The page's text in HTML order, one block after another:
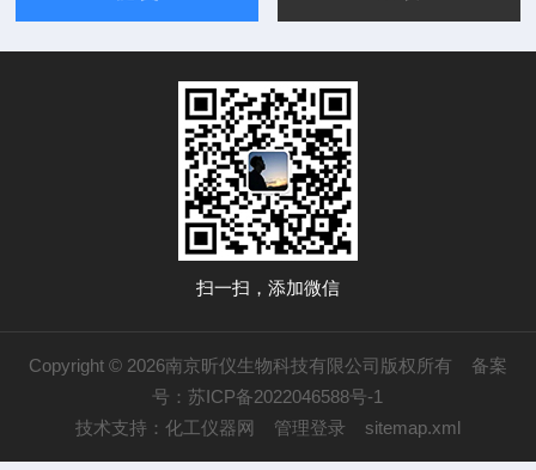
扫一扫，添加微信
Copyright © 2026南京昕仪生物科技有限公司版权所有 备案
号：苏ICP备2022046588号-1
技术支持： 化工仪器网 管理登录 sitemap.xml